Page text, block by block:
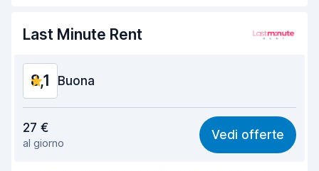
Last Minute Rent
8,1 Buona
8,0
Facile da trovare 8,2
27 €
al giorno
Vedi offerte